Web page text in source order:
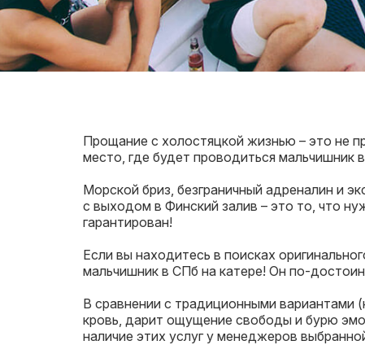
Прощание с холостяцкой жизнью – это не
место, где будет проводиться мальчишник
Морской бриз, безграничный адреналин и
с выходом в Финский залив – это то, что
гарантирован!
Если вы находитесь в поисках
мальчишник в СПб на катере! Он по-
В сравнении с традиционными вариантами
кровь, дарит ощущение свободы и бурю
наличие этих услуг у менеджеров